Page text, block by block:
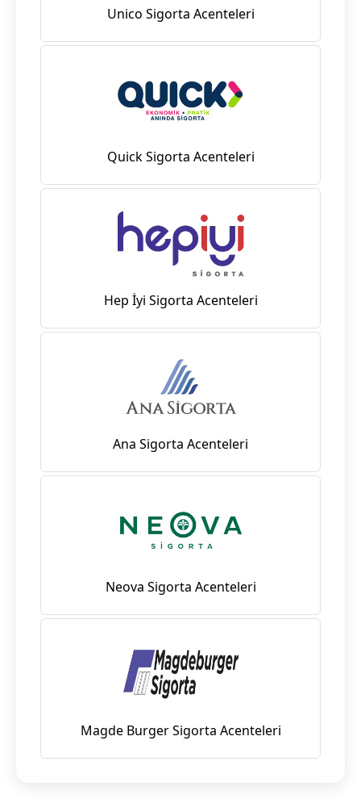
Unico Sigorta Acenteleri
Quick Sigorta Acenteleri
Hep İyi Sigorta Acenteleri
Ana Sigorta Acenteleri
Neova Sigorta Acenteleri
Magde Burger Sigorta Acenteleri